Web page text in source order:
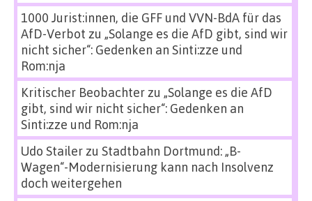
1000 Jurist:innen, die GFF und VVN-BdA für das
AfD-Verbot zu „Solange es die AfD gibt, sind wir
nicht sicher“: Gedenken an Sinti:zze und
Rom:nja
Kritischer Beobachterzu „Solange es die AfD
gibt, sind wir nicht sicher“: Gedenken an
Sinti:zze und Rom:nja
Udo Stailerzu Stadtbahn Dortmund: „B-
Wagen“-Modernisierung kann nach Insolvenz
doch weitergehen